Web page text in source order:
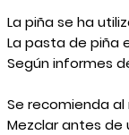
La piña se ha
La pasta de piña
Según informes
Se recomienda al
Mezclar antes de